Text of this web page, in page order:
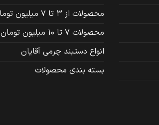
محصولات از 3 تا 7 میلیون تومان
محصولات 7 تا 10 میلیون تومان
انواع دستبند چرمی آقایان
بسته بندی محصولات